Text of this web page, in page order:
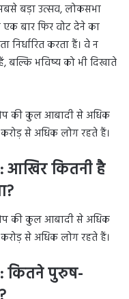
बड़ा उत्सव, लोकसभा
बार फिर वोट देने का
निर्धारित करता हैं। वे न
बल्कि भविष्य को भी दिखाते
की कुल आबादी से अधिक
से अधिक लोग रहते हैं।
आखिर कितनी है
की कुल आबादी से अधिक
से अधिक लोग रहते हैं।
कितने पुरुष-